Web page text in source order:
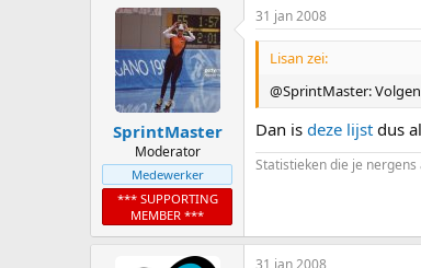
SprintMaster
Moderator
Medewerker
*** SUPPORTING
MEMBER ***
31 jan 2008
Lisan zei:
@SprintMaster:
Dan is deze lijst dus
Statistieken die je nergens
31 jan 2008